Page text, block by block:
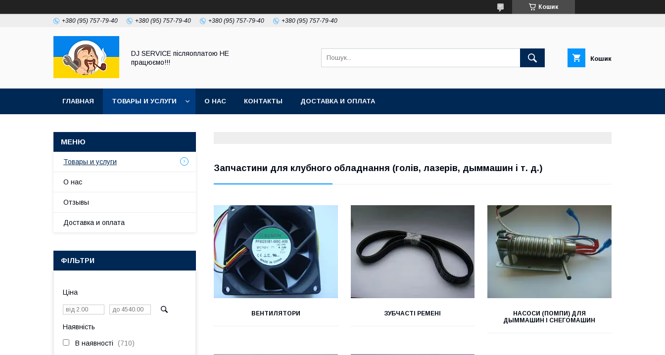
Кошик
+380 (95) 757-79-40 +380 (95) 757-79-40 +380 (95) 757-79-40 +380 (95) 757-79-40
DJ SERVICE пiсляоплатою НЕ
працюємо!!!
Кошик
ГЛАВНАЯ ТОВАРЫ И УСЛУГИ О НАС КОНТАКТЫ ДОСТАВКА И ОПЛАТА
Запчастини для клубного обладнання (голів, лазерів, дыммашин і т. д.)
ВЕНТИЛЯТОРИ ЗУБЧАСТІ РЕМЕНІ
НАСОСИ (ПОМПИ) ДЛЯ
ДЫММАШИН І СНЕГОМАШИН
Товары и услуги
О нас
Отзывы
Доставка и оплата
ФІЛЬТРИ
Ціна
Наявність
В наявності 710